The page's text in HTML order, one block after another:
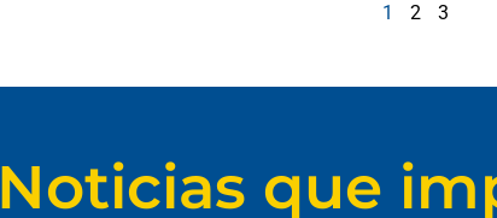
1 2 3
Noticias que